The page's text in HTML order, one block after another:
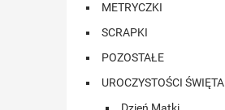
METRYCZKI
SCRAPKI
POZOSTAŁE
UROCZYSTOŚCI ŚWIĘTA